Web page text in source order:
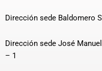
Dirección sede Baldomero
Dirección sede José
– 1